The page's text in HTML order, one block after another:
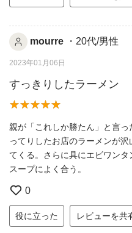
mourre ・20代/男性
2023年01月06日
すっきりしたラーメン
親が「これしか勝たん」と言
ってりしたお店のラーメンが
てくる。さらに具にエビワン
スープによく合う。
0
役に立った レビューを共